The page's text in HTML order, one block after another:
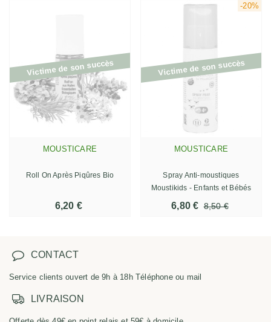
Victime de son succès
MOUSTICARE
Roll On Après Piqûres Bio
6,20 €
-20%
Victime de son succès
MOUSTICARE
Spray Anti-moustiques
Moustikids - Enfants et Bébés
6,80 € 8,50 €
CONTACT
Service clients ouvert de 9h à 18h Téléphone ou mail
LIVRAISON